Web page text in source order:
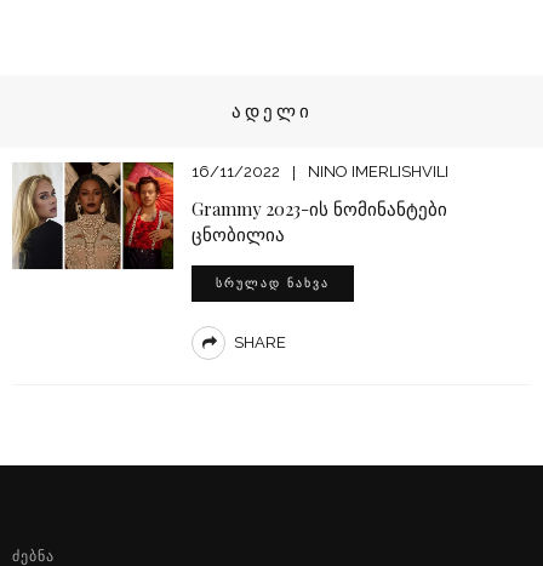
ᲐᲓᲔᲚᲘ
16/11/2022 NINO IMERLISHVILI
Grammy 2023-ის ნომინანტები
ცნობილია
ᲡᲠᲣᲚᲐᲓ ᲜᲐᲮᲕᲐ
SHARE
ᲫᲔᲑᲜᲐ